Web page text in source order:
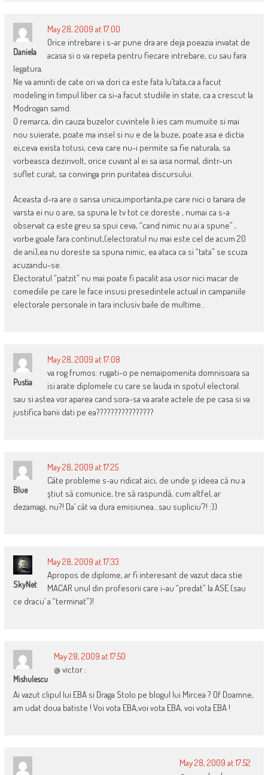
Daniela
May 28, 2009 at 17:00
Orice intrebare i s-ar pune dra are deja poeazia invatat de
acasa si o va repeta pentru fiecare intrebare, cu sau fara
legatura.
Ne va aminti de cate ori va dori ca este fata lu’tata,ca a facut
modeling in timpul liber ca si-a facut studiile in state, ca a crescut la
Modrogan samd.
O remarca, din cauza buzelor cuvintele Ii ies cam mumuite si mai
nou suierate, poate ma insel si nu e de la buze, poate asa e dictia
ei,ceva exista totusi, ceva care nu-i permite sa fie naturala, sa
vorbeasca dezinvolt, orice cuvant al ei sa iasa normal, dintr-un
suflet curat, sa convinga prin puritatea discursului.
Aceasta d-ra are o sansa unica,importanta,pe care nici o tanara de
varsta ei nu o are, sa spuna le tv tot ce doreste , numai ca s-a
observat ca este greu sa spui ceva, “cand nimic nu ai a spune” ,
vorbe goale fara continut,(electoratul nu mai este cel de acum 20
de ani),ea nu doreste sa spuna nimic, ea ataca ca si “tata” se scuza
acuzandu-se.
Electoratul “patzit” nu mai poate fi pacalit asa usor nici macar de
comediile pe care le face insusi presedintele actual in campaniile
electorale personale in tara inclusiv baile de multime..
Pustia
May 28, 2009 at 17:08
va rog frumos: rugati-o pe nemaipomenita domnisoara sa
isi arate diplomele cu care se lauda in spotul electoral.
sau si astea vor aparea cand sora-sa va arate actele de pe casa si va
justifica banii dati pe ea????????????????
Blue
May 28, 2009 at 17:25
Câte probleme s-au ridicat aici, de unde şi ideea că nu a
ştiut să comunice, tre să raspundă, cum altfel, ar
dezamagi, nu?! Da’ cât va dura emisiunea…sau supliciu’?! :))
SkyNet
May 28, 2009 at 17:33
Apropos de diplome, ar fi interesant de vazut daca stie
MACAR unul din profesorii care i-au “predat” la ASE (sau
ce dracu’ a “terminat”)!
Mishulescu
May 28, 2009 at 17:50
@ victor :
Ai vazut clipul lui EBA si Draga Stolo pe blogul lui Mircea ? Of Doamne,
am udat doua batiste ! Voi vota EBA,voi vota EBA, voi vota EBA !
May 28, 2009 at 17:52